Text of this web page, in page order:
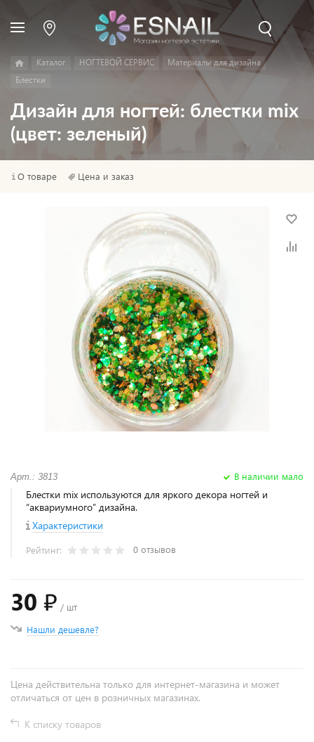
Каталог НОГТЕВОЙ СЕРВИС
Материалы для дизайна
Блестки
Дизайн для ногтей: блестки mix
(цвет: зеленый)
О товаре Цена и заказ
Арт.: 3813 В наличии мало
Блестки mix используются для яркого декора ногтей и
“аквариумного” дизайна.
Характеристики
Рейтинг: 0 отзывов
30 ₽ / шт
Нашли дешевле?
Цена действительна только для интернет-магазина и может
отличаться от цен в розничных магазинах.
К списку товаров